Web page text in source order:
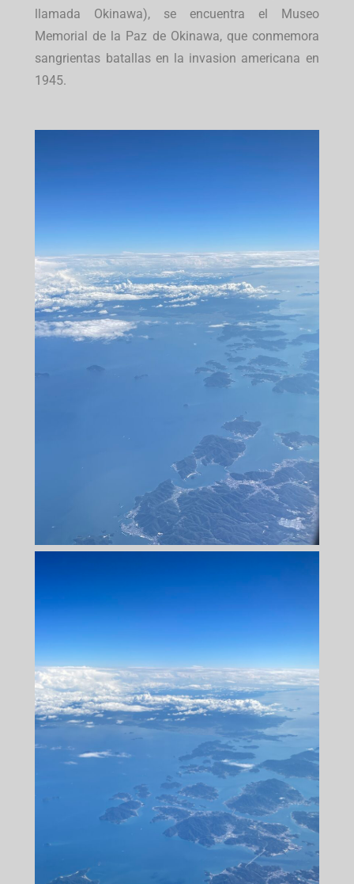
llamada Okinawa), se encuentra el Museo
Memorial de la Paz de Okinawa, que conmemora
sangrientas batallas en la invasion americana en
1945.